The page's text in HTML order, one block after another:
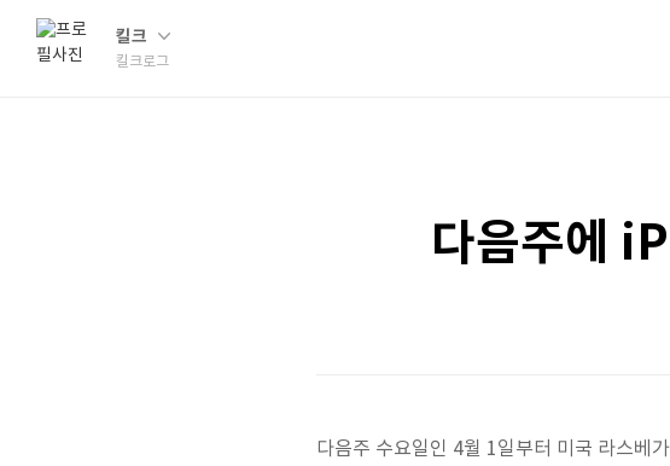
킬크
킬크로그
다음주에
다음주 수요일인 4월 1일부터 미국 라스베